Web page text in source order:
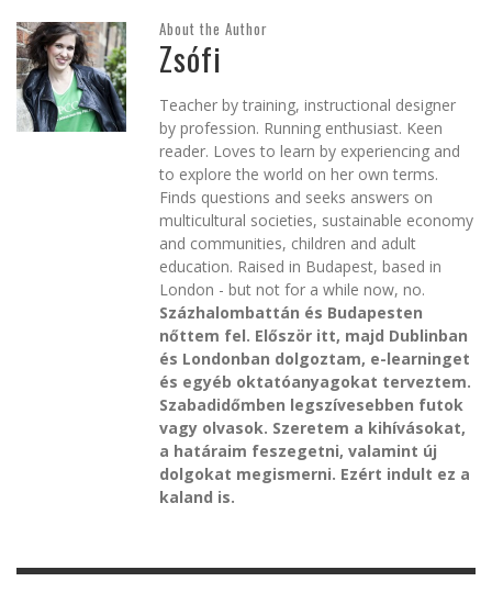
About the Author
Zsófi
Teacher by training, instructional designer
by profession. Running enthusiast. Keen
reader. Loves to learn by experiencing and
to explore the world on her own terms.
Finds questions and seeks answers on
multicultural societies, sustainable economy
and communities, children and adult
education. Raised in Budapest, based in
London - but not for a while now, no.
Százhalombattán és Budapesten
nőttem fel. Először itt, majd Dublinban
és Londonban dolgoztam, e-learninget
és egyéb oktatóanyagokat terveztem.
Szabadidőmben legszívesebben futok
vagy olvasok. Szeretem a kihívásokat,
a határaim feszegetni, valamint új
dolgokat megismerni. Ezért indult ez a
kaland is.